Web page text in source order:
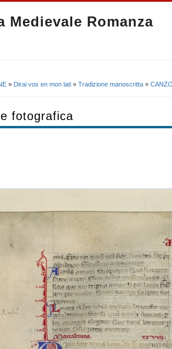
Medievale Romanza
» Dirai vos en mon lati » Tradizione manoscritta »
fotografica